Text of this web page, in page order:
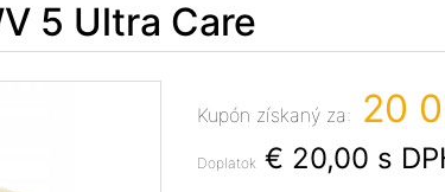
5 Ultra Care
Kupón získaný za: 20
Doplatok € 20,00 s